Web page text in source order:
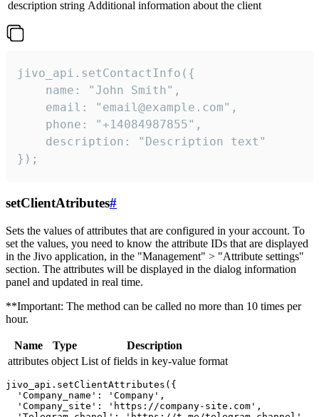
description string Additional information about the client
jivo_api.setContactInfo({
    name: "John Smith",
    email: "email@example.com",
    phone: "+14084987855",
    description: "Description text"
});
setClientAtributes#
Sets the values ​​of attributes that are configured in your account. To
set the values, you need to know the attribute IDs that are displayed
in the Jivo application, in the "Management" > "Attribute settings"
section. The attributes will be displayed in the dialog information
panel and updated in real time.
**Important: The method can be called no more than 10 times per
hour.
Name Type
Description
attributes object List of fields in key-value format
jivo_api.setClientAttributes({
  'Company_name': 'Company',
  'Company_site': 'https://company-site.com',